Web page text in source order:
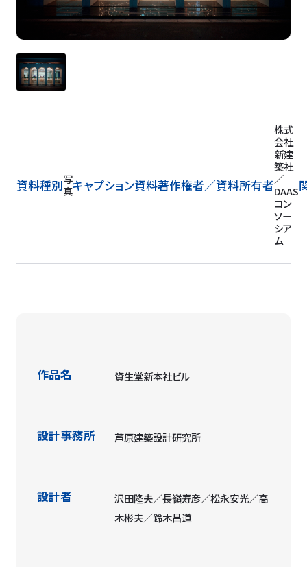
資料種別写
真キャプション資料著作権者／資料所有者
株式
会社
新建
築社
／
DAAS
コン
ソー
シア
ム
作品名 資生堂新本社ビル
設計事務所 芦原建築設計研究所
設計者
沢田隆夫／長嶺寿彦／松永安光／高
木彬夫／鈴木昌道